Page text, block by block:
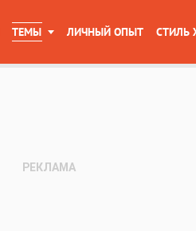
ТЕМЫ ЛИЧНЫЙ ОПЫТ СТИЛЬ